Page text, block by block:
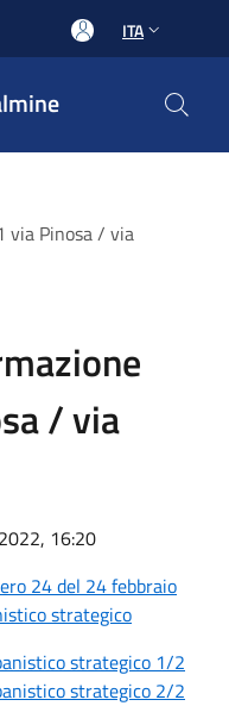
ITA
via Pinosa / via
/ via
16:20
24 del 24 febbraio
strategico
strategico 1/2
strategico 2/2